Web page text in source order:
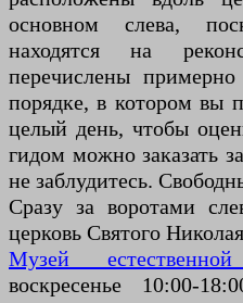
основном слева,
находятся на
перечислены
порядке, в котором вы
целый день, чтобы
гидом можно заказать
не заблудитесь.
Сразу за воротами
церковь Святого
Музей
воскресенье 10:00-